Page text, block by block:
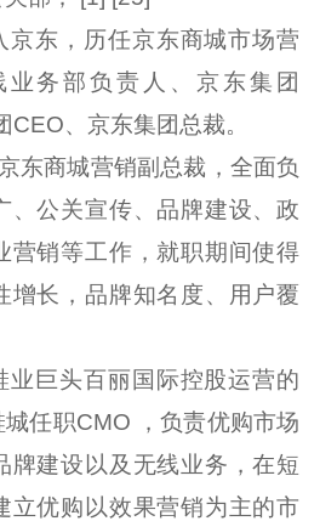
京东，历任京东商城市场营
务部负责人、京东集团
、京东集团总裁。
东商城营销副总裁，全面负
、公关宣传、品牌建设、政
营销等工作，就职期间使得
增长，品牌知名度、用户覆
业巨头百丽国际控股运营的
任职CMO ，负责优购市场
牌建设以及无线业务，在短
立优购以效果营销为主的市